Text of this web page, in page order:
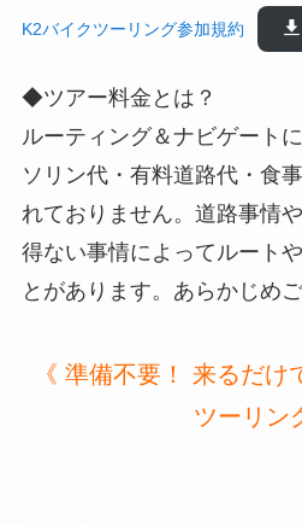
K2バイクツーリング参加規約
◆ツアー料金とは？
ルーティング＆ナビゲート
ソリン代・有料道路代・食
れておりません。道路事情
得ない事情によってルート
とがあります。あらかじめ
《 準備不要！ 来るだ
ツーリン